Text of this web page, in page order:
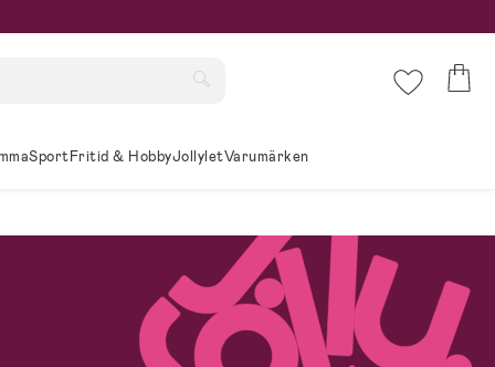
SportFritid & HobbyJollyletVarumärken